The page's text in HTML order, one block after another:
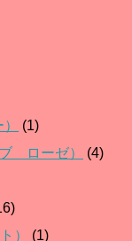
(1)
ローゼ）
(4)
）
(1)